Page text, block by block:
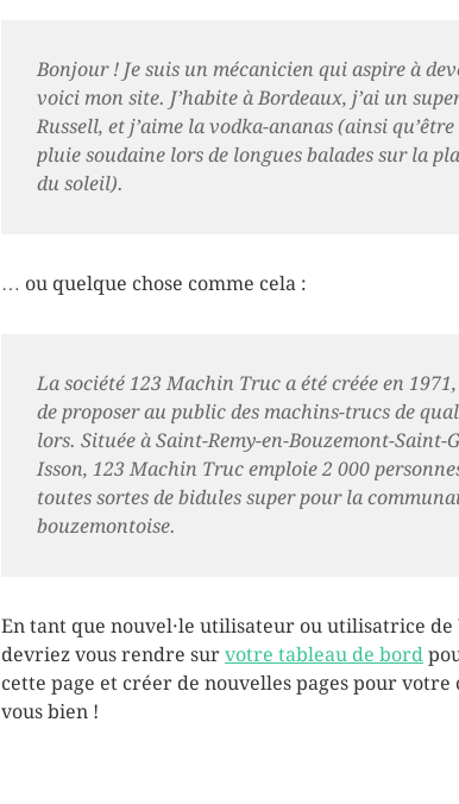
Bonjour ! Je suis un mécanicien qui aspire à
voici mon site. J’habite à Bordeaux, j’ai un
Russell, et j’aime la vodka-ananas (ainsi
pluie soudaine lors de longues balades sur la
du soleil).
… ou quelque chose comme cela :
La société 123 Machin Truc a été créée en 1971,
de proposer au public des machins-trucs de
lors. Située à Saint-Remy-en-Bouzemont-Saint-
Isson, 123 Machin Truc emploie 2 000
toutes sortes de bidules super pour la
bouzemontoise.
En tant que nouvel·le utilisateur ou utilisatrice de
devriez vous rendre sur votre tableau de bord
cette page et créer de nouvelles pages pour votre
vous bien !